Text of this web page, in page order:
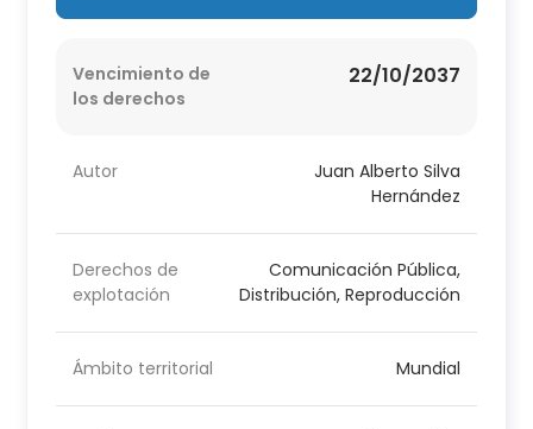
Vencimiento de
los derechos
22/10/2037
Autor
Juan Alberto Silva
Hernández
Derechos de
explotación
Comunicación Pública,
Distribución, Reproducción
Ámbito territorial Mundial